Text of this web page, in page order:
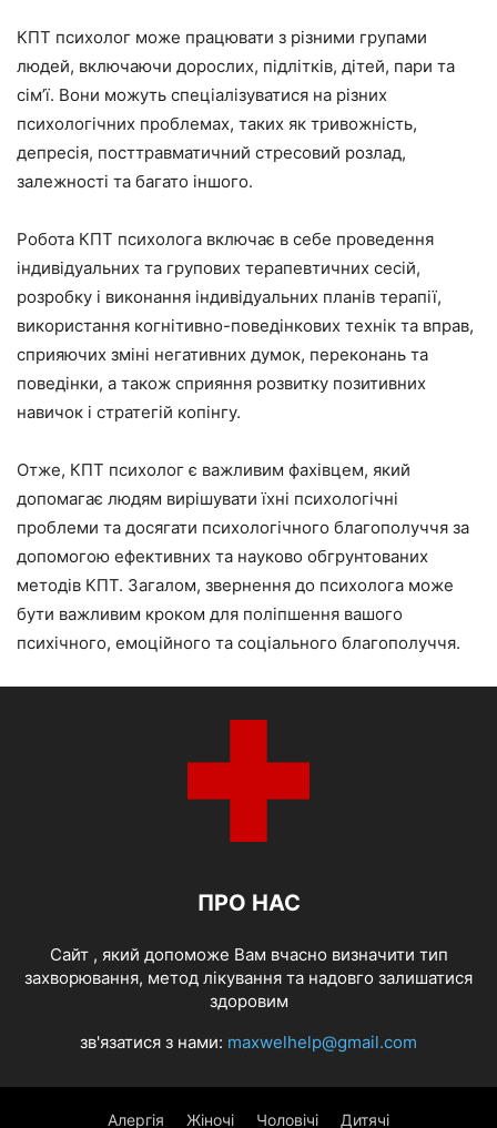
КПТ психолог може працювати з різними групами
людей, включаючи дорослих, підлітків, дітей, пари та
сім’ї. Вони можуть спеціалізуватися на різних
психологічних проблемах, таких як тривожність,
депресія, посттравматичний стресовий розлад,
залежності та багато іншого.
Робота КПТ психолога включає в себе проведення
індивідуальних та групових терапевтичних сесій,
розробку і виконання індивідуальних планів терапії,
використання когнітивно-поведінкових технік та вправ,
сприяючих зміні негативних думок, переконань та
поведінки, а також сприяння розвитку позитивних
навичок і стратегій копінгу.
Отже, КПТ психолог є важливим фахівцем, який
допомагає людям вирішувати їхні психологічні
проблеми та досягати психологічного благополуччя за
допомогою ефективних та науково обгрунтованих
методів КПТ. Загалом, звернення до психолога може
бути важливим кроком для поліпшення вашого
психічного, емоційного та соціального благополуччя.
ПРО НАС
Cайт , який допоможе Вам вчасно визначити тип
захворювання, метод лікування та надовго залишатися
здоровим
зв'язатися з нами: maxwelhelp@gmail.com
Алергія Жіночі Чоловічі Дитячі